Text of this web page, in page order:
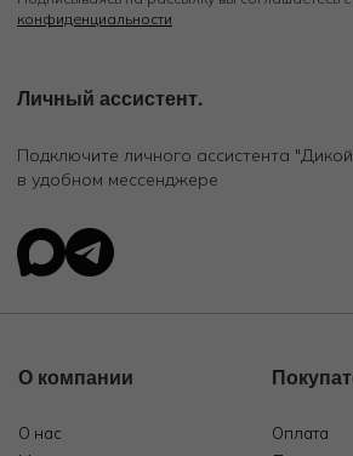
конфиденциальности
Личный ассистент.
Подключите личного ассистента
в удобном мессенджере
О компании
О нас
Оплата